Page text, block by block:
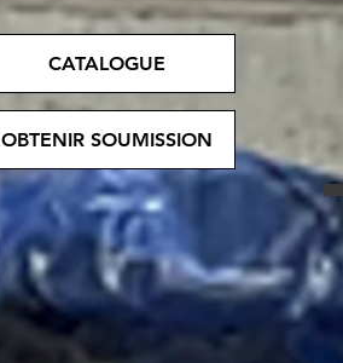
CATALOGUE
OBTENIR SOUMISSION